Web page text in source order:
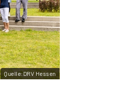
Quelle:DRV Hessen